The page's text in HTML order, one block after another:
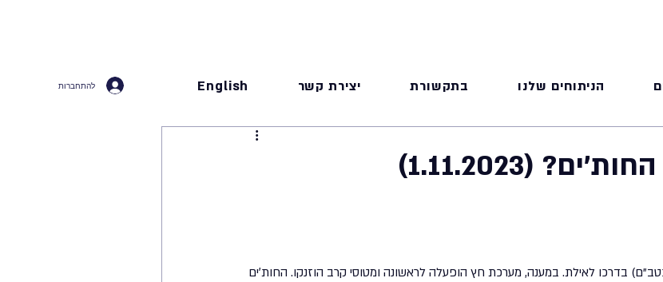
להתחברות הניתוחים שלנו בתקשורת יצירת קשר English
(1.11.2023)
בדרכו לאילת. במענה, מערכת חץ הופעלה לראשונה ומטוסי קרב הוזנקו. החות׳ים